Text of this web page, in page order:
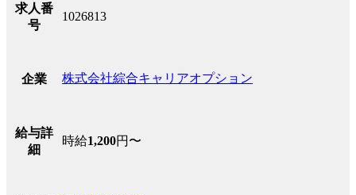
求人番
号
1026813
企業 株式会社綜合キャリアオプション
給与詳
細
時給1,200円〜